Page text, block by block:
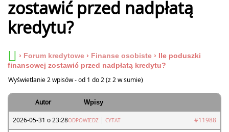
zostawić przed nadpłatą
kredytu?
› Forum kredytowe › Finanse osobiste › Ile poduszki
finansowej zostawić przed nadpłatą kredytu?
Wyświetlanie 2 wpisów - od 1 do 2 (z 2 w sumie)
Autor Wpisy
2026-05-31 o 23:28 #11988
ODPOWIEDZ CYTAT